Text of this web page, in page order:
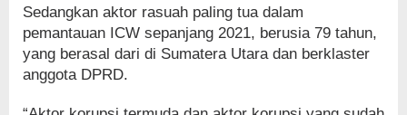
Sedangkan aktor rasuah paling tua dalam
pemantauan ICW sepanjang 2021, berusia 79 tahun,
yang berasal dari di Sumatera Utara dan berklaster
anggota DPRD.